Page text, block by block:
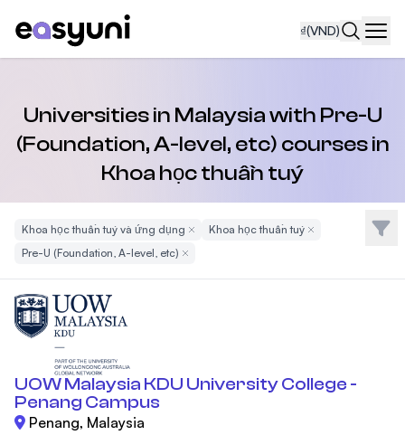
₫(VND)
Universities in Malaysia with Pre-U
(Foundation, A-level, etc) courses in
Khoa học thuần tuý
Khoa học thuần tuý và ứng dụng Remove Filter
Khoa học thuần tuýRemove Filter
Pre-U (Foundation, A-level, etc) Remove Filter
Bộ
UOW Malaysia KDU University College -
Penang Campus
Penang, Malaysia